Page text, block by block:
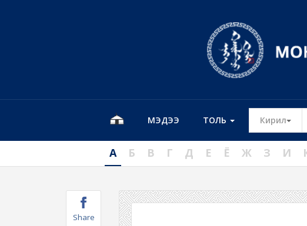
МЭДЭЭ ТОЛЬ Кирил
А Б В Г Д Е Ё Ж З И
Share